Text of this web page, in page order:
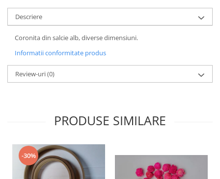
Descriere
Coronita din salcie alb, diverse dimensiuni.
Informatii conformitate produs
Review-uri(0)
PRODUSE SIMILARE
-30%